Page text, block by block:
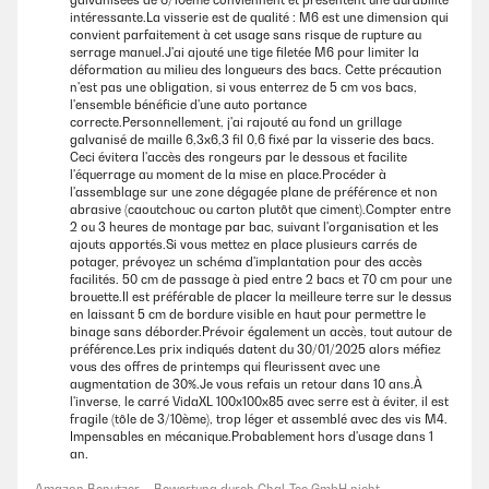
der teils scharfen Kanten. Die Teile lassen sich alle gut miteinander
verbinden Schrauben, Unterlegscheiben und Muttern sind
entsprechend dabei.Es ist auf jeden Fall praktischer, wenn man das
Hochbeet zu zweit aufbaut, dann kann einer halten und einer
schrauben.Die Haltbarkeit kann ich noch nicht beurteilen, das
Hochbeet macht aber einen stabilen Eindruck. Kleiner Tipp:
Kaninchendraht unten am Boden auslegen, damit die Wühlmäuse den
Weg nicht ins Hochbeet finden.Einen Punkt Abzug gibt es bei der
Bewertung, da ein paar Ecken vom Transport verbogen waren. Das hat
für den Aufbau aber keine Relevanz gehabt.Die Lieferung erfolgte
schnell.
Amazon Benutzer – Bewertung durch Chal-Tec GmbH nicht
eigenständig überprüft
21/02/2024
Haben mittlerweile zwei dieser Hochbeete im Garten. Wer schonmal
einen Schraubendreher und Maulschlüssel in der Hand hatte, dürfte mit
dem Aufbau keine Schwierigkeiten haben. Die Anleitung war für mich
verständlich und nachvollziehbar.Ohne Füllung mit Erde ist die
Konstruktion etwas wackelig. Wir haben Sie daher aufgebaut, mit
Noppenfolie ausgekleidet, Kaninchendraht und Kiesel gegen
Schädlinge am Boden ausgelegt und dann gleich mit Erde befüllt.Das
Hochbeet bringt eine angenehme Arbeitshöhe zur Aussaat und Ernte.
intéressante.La visserie est de qualité : M6 est une dimension qui
convient parfaitement à cet usage sans risque de rupture au
serrage manuel.J'ai ajouté une tige filetée M6 pour limiter la
déformation au milieu des longueurs des bacs. Cette précaution
n'est pas une obligation, si vous enterrez de 5 cm vos bacs,
l'ensemble bénéficie d'une auto portance
correcte.Personnellement, j'ai rajouté au fond un grillage
galvanisé de maille 6,3x6,3 fil 0,6 fixé par la visserie des bacs.
Ceci évitera l'accès des rongeurs par le dessous et facilite
l'équerrage au moment de la mise en place.Procéder à
l'assemblage sur une zone dégagée plane de préférence et non
abrasive (caoutchouc ou carton plutôt que ciment).Compter entre
2 ou 3 heures de montage par bac, suivant l'organisation et les
ajouts apportés.Si vous mettez en place plusieurs carrés de
potager, prévoyez un schéma d'implantation pour des accès
facilités. 50 cm de passage à pied entre 2 bacs et 70 cm pour une
brouette.Il est préférable de placer la meilleure terre sur le dessus
en laissant 5 cm de bordure visible en haut pour permettre le
binage sans déborder.Prévoir également un accès, tout autour de
préférence.Les prix indiqués datent du 30/01/2025 alors méfiez
vous des offres de printemps qui fleurissent avec une
augmentation de 30%.Je vous refais un retour dans 10 ans.À
l'inverse, le carré VidaXL 100x100x85 avec serre est à éviter, il est
fragile (tôle de 3/10ème), trop léger et assemblé avec des vis M4.
Impensables en mécanique.Probablement hors d'usage dans 1
an.